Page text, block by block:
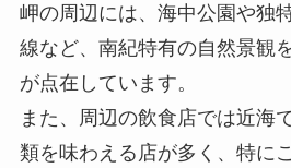
岬の周辺には、海中公園や独
線など、南紀特有の自然景観
が点在しています。
また、周辺の飲食店では近海
類を味わえる店が多く、特に